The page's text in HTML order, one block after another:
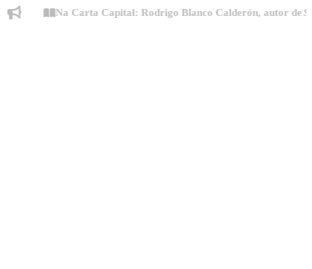
Na Carta Capital: Rodrigo Blanco Calderón, autor de